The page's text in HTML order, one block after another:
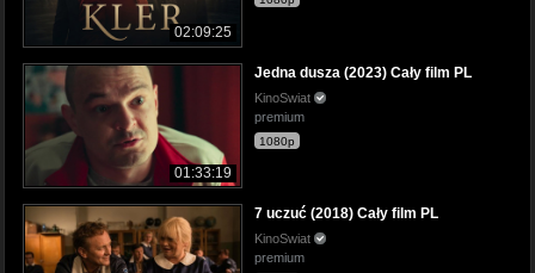
02:09:25
01:33:19
Jedna dusza (2023) Cały film PL
KinoSwiat
premium
1080p
7 uczuć (2018) Cały film PL
KinoSwiat
premium